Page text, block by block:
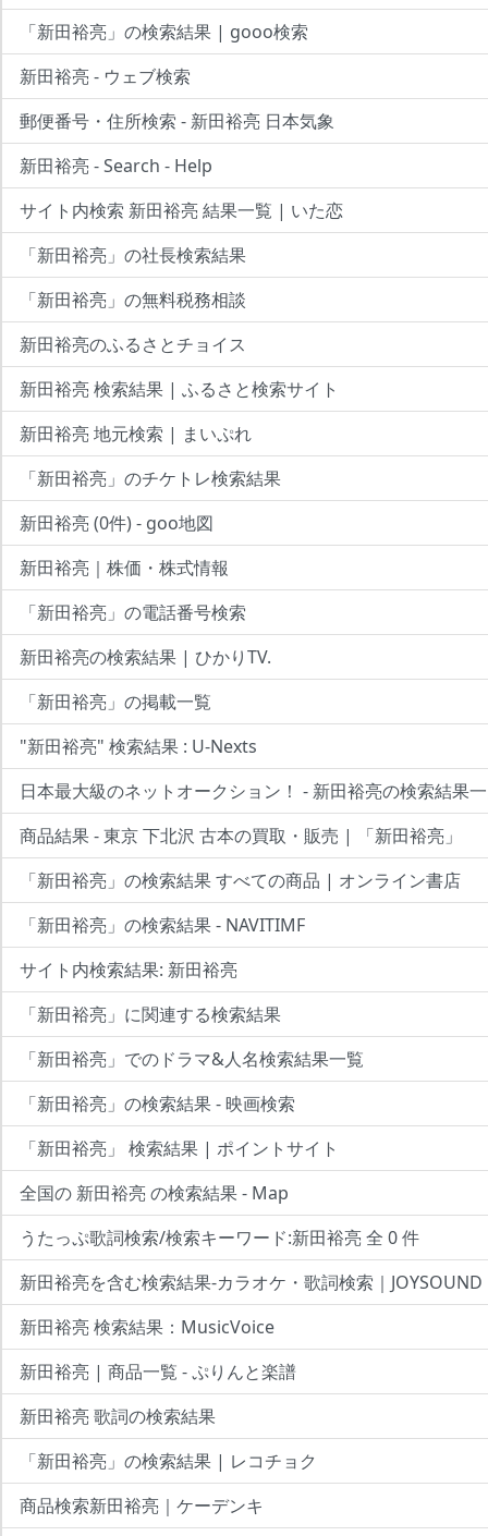
「新田裕亮」の検索結果 | gooo検索
新田裕亮 - ウェブ検索
郵便番号・住所検索 - 新田裕亮 日本気象
新田裕亮 - Search - Help
サイト内検索 新田裕亮 結果一覧 | いた恋
「新田裕亮」の社長検索結果
「新田裕亮」の無料税務相談
新田裕亮のふるさとチョイス
新田裕亮 検索結果 | ふるさと検索サイト
新田裕亮 地元検索 | まいぷれ
「新田裕亮」のチケトレ検索結果
新田裕亮 (0件) - goo地図
新田裕亮｜株価・株式情報
「新田裕亮」の電話番号検索
新田裕亮の検索結果 | ひかりTV.
「新田裕亮」の掲載一覧
"新田裕亮" 検索結果 : U-Nexts
日本最大級のネットオークション！ - 新田裕亮の検索結果
商品結果 - 東京 下北沢 古本の買取・販売 | 「新田裕亮」
「新田裕亮」の検索結果 すべての商品 | オンライン書店
「新田裕亮」の検索結果 - NAVITIMF
サイト内検索結果: 新田裕亮
「新田裕亮」に関連する検索結果
「新田裕亮」でのドラマ&人名検索結果一覧
「新田裕亮」の検索結果 - 映画検索
「新田裕亮」 検索結果 | ポイントサイト
全国の 新田裕亮 の検索結果 - Map
うたっぷ歌詞検索/検索キーワード:新田裕亮 全 0 件
新田裕亮を含む検索結果-カラオケ・歌詞検索｜JOYSOUND
新田裕亮 検索結果：MusicVoice
新田裕亮 | 商品一覧 - ぷりんと楽譜
新田裕亮 歌詞の検索結果
「新田裕亮」の検索結果 | レコチョク
商品検索新田裕亮｜ケーデンキ